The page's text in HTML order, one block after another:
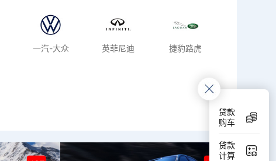
一汽-大众 英菲尼迪 捷豹路虎
贷款
购车
贷款
计算